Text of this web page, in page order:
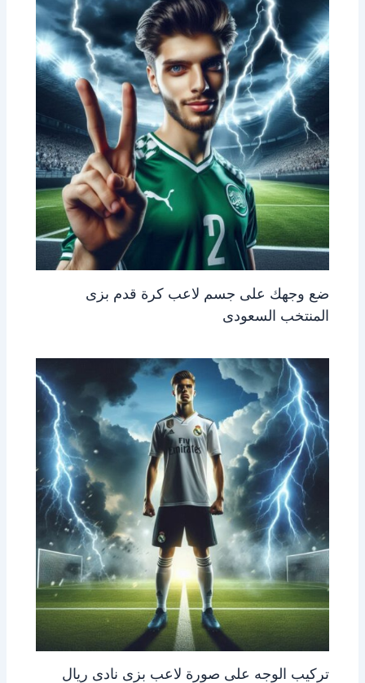
ضع وجهك على جسم لاعب كرة قدم بزى
المنتخب السعودى
تركيب الوجه على صورة لاعب بزى نادى ريال